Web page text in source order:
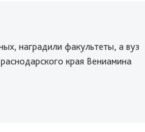
наградили факультеты, а вуз
края Вениамина